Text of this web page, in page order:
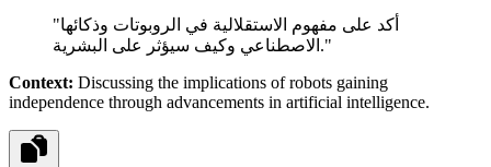
"أكد على مفهوم الاستقلالية في الروبوتات وذكائها
الاصطناعي وكيف سيؤثر على البشرية."
Context: Discussing the implications of robots gaining
independence through advancements in artificial intelligence.